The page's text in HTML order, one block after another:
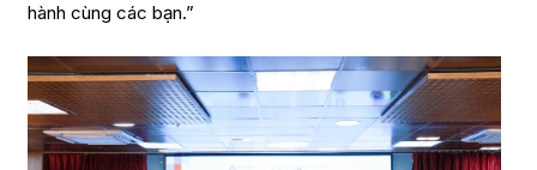
hành cùng các bạn.”